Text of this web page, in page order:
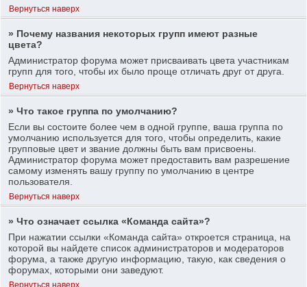
Вернуться наверх
» Почему названия некоторых групп имеют разные
цвета?
Администратор форума может присваивать цвета участникам
групп для того, чтобы их было проще отличать друг от друга.
Вернуться наверх
» Что такое группа по умолчанию?
Если вы состоите более чем в одной группе, ваша группа по
умолчанию используется для того, чтобы определить, какие
групповые цвет и звание должны быть вам присвоены.
Администратор форума может предоставить вам разрешение
самому изменять вашу группу по умолчанию в центре
пользователя.
Вернуться наверх
» Что означает ссылка «Команда сайта»?
При нажатии ссылки «Команда сайта» откроется страница, на
которой вы найдете список администраторов и модераторов
форума, а также другую информацию, такую, как сведения о
форумах, которыми они заведуют.
Вернуться наверх